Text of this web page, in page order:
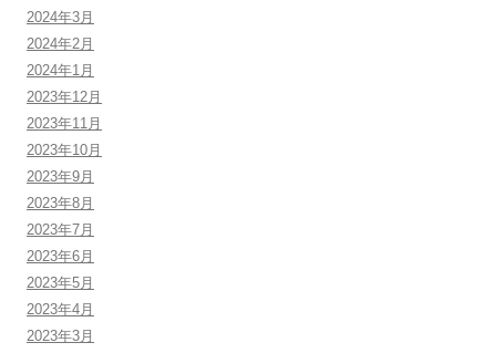
2024年3月
2024年2月
2024年1月
2023年12月
2023年11月
2023年10月
2023年9月
2023年8月
2023年7月
2023年6月
2023年5月
2023年4月
2023年3月